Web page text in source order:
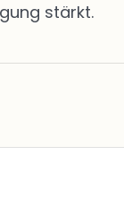
stärkt.